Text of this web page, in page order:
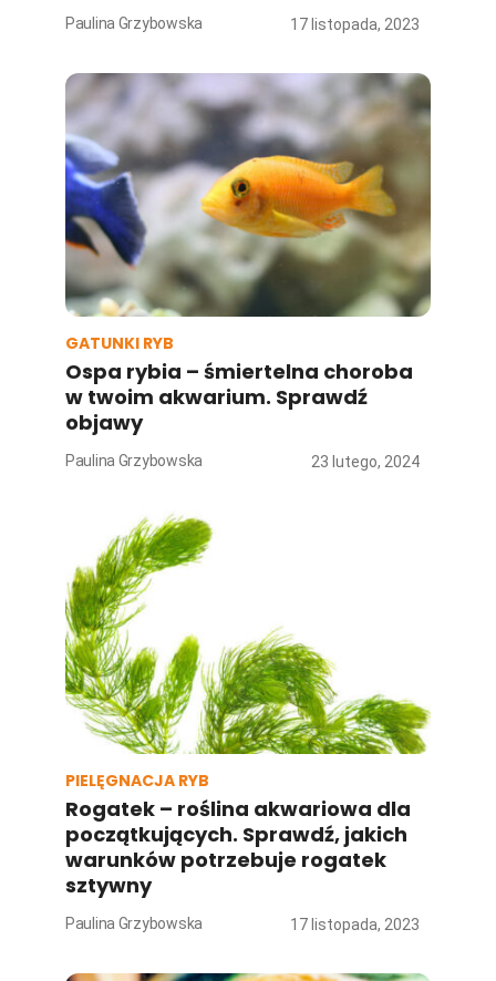
Paulina Grzybowska 17 listopada, 2023
GATUNKI RYB
Ospa rybia – śmiertelna choroba
w twoim akwarium. Sprawdź
objawy
Paulina Grzybowska 23 lutego, 2024
PIELĘGNACJA RYB
Rogatek – roślina akwariowa dla
początkujących. Sprawdź, jakich
warunków potrzebuje rogatek
sztywny
Paulina Grzybowska 17 listopada, 2023